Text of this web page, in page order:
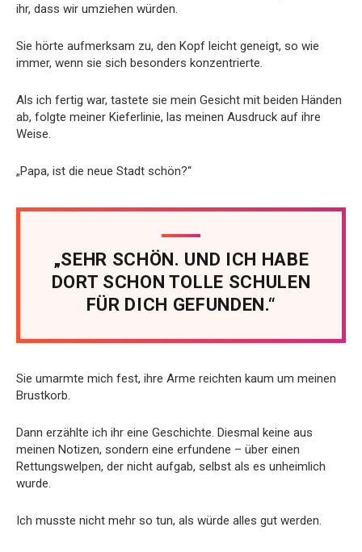
ihr, dass wir umziehen würden.
Sie hörte aufmerksam zu, den Kopf leicht geneigt, so wie
immer, wenn sie sich besonders konzentrierte.
Als ich fertig war, tastete sie mein Gesicht mit beiden Händen
ab, folgte meiner Kieferlinie, las meinen Ausdruck auf ihre
Weise.
„Papa, ist die neue Stadt schön?“
„SEHR SCHÖN. UND ICH HABE
DORT SCHON TOLLE SCHULEN
FÜR DICH GEFUNDEN.“
Sie umarmte mich fest, ihre Arme reichten kaum um meinen
Brustkorb.
Dann erzählte ich ihr eine Geschichte. Diesmal keine aus
meinen Notizen, sondern eine erfundene – über einen
Rettungswelpen, der nicht aufgab, selbst als es unheimlich
wurde.
Ich musste nicht mehr so tun, als würde alles gut werden.